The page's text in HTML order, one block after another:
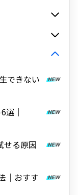
できない
選｜
せる原因
｜おすす